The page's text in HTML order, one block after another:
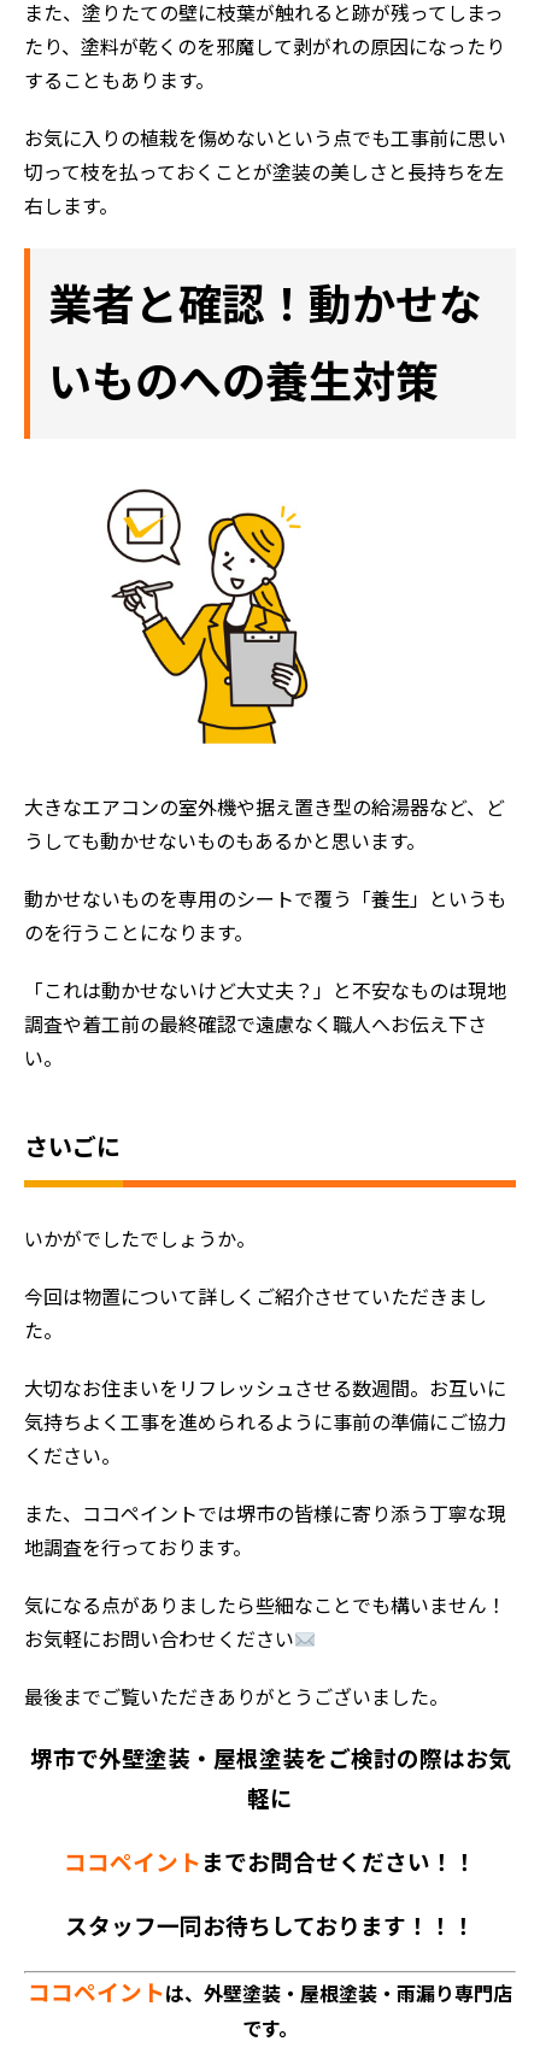
また、塗りたての壁に枝葉が触れると跡が残ってしまっ
たり、塗料が乾くのを邪魔して剥がれの原因になったり
することもあります。
お気に入りの植栽を傷めないという点でも工事前に思い
切って枝を払っておくことが塗装の美しさと長持ちを左
右します。
業者と確認！動かせな
いものへの養生対策
大きなエアコンの室外機や据え置き型の給湯器など、ど
うしても動かせないものもあるかと思います。
動かせないものを専用のシートで覆う「養生」というも
のを行うことになります。
「これは動かせないけど大丈夫？」と不安なものは現地
調査や着工前の最終確認で遠慮なく職人へお伝え下さ
い。
さいごに
いかがでしたでしょうか。
今回は物置について詳しくご紹介させていただきまし
た。
大切なお住まいをリフレッシュさせる数週間。お互いに
気持ちよく工事を進められるように事前の準備にご協力
ください。
また、ココペイントでは堺市の皆様に寄り添う丁寧な現
地調査を行っております。
気になる点がありましたら些細なことでも構いません！
お気軽にお問い合わせください
最後までご覧いただきありがとうございました。
堺市で外壁塗装・屋根塗装をご検討の際はお気
軽に
ココペイント までお問合せください！！
スタッフ一同お待ちしております！！！
ココペイントは、外壁塗装・屋根塗装・雨漏り専門店
です。